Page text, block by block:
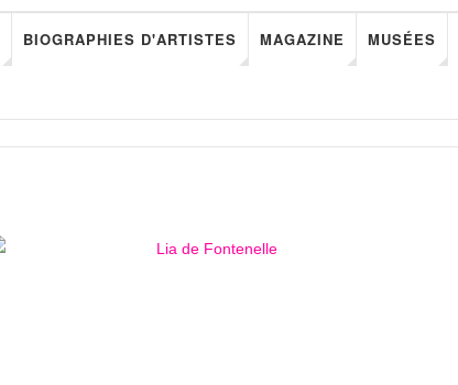
BIOGRAPHIES D'ARTISTES MAGAZINE MUSÉES